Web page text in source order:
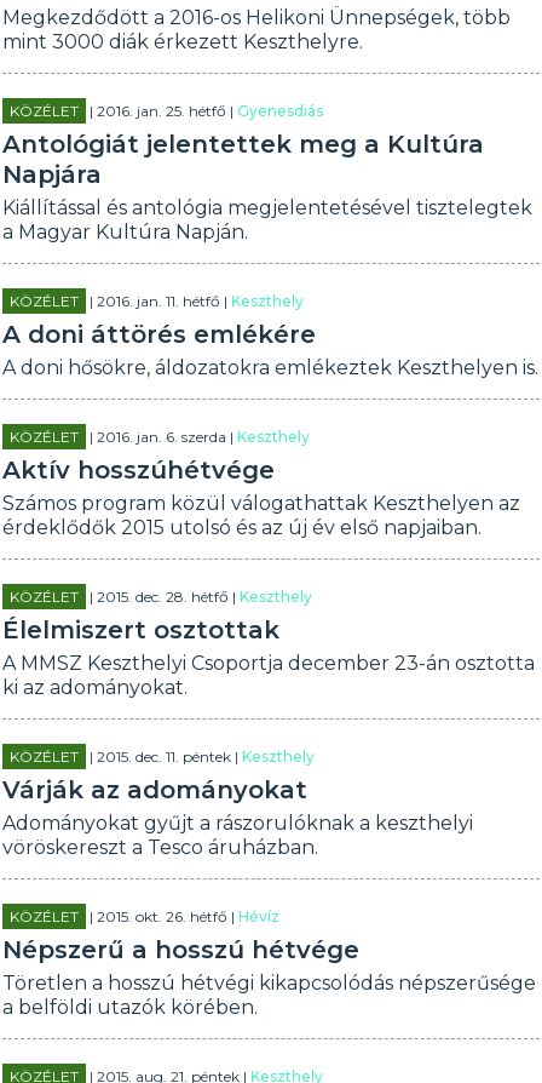
Megkezdődött a 2016-os Helikoni Ünnepségek, több
mint 3000 diák érkezett Keszthelyre.
KÖZÉLET | 2016. jan. 25. hétfő |Gyenesdiás
Antológiát jelentettek meg a Kultúra
Napjára
Kiállítással és antológia megjelentetésével tisztelegtek
a Magyar Kultúra Napján.
KÖZÉLET | 2016. jan. 11. hétfő |Keszthely
A doni áttörés emlékére
A doni hősökre, áldozatokra emlékeztek Keszthelyen is.
KÖZÉLET | 2016. jan. 6. szerda |Keszthely
Aktív hosszúhétvége
Számos program közül válogathattak Keszthelyen az
érdeklődők 2015 utolsó és az új év első napjaiban.
KÖZÉLET | 2015. dec. 28. hétfő |Keszthely
Élelmiszert osztottak
A MMSZ Keszthelyi Csoportja december 23-án osztotta
ki az adományokat.
KÖZÉLET | 2015. dec. 11. péntek |Keszthely
Várják az adományokat
Adományokat gyűjt a rászorulóknak a keszthelyi
vöröskereszt a Tesco áruházban.
KÖZÉLET | 2015. okt. 26. hétfő |Hévíz
Népszerű a hosszú hétvége
Töretlen a hosszú hétvégi kikapcsolódás népszerűsége
a belföldi utazók körében.
KÖZÉLET | 2015. aug. 21. péntek |Keszthely